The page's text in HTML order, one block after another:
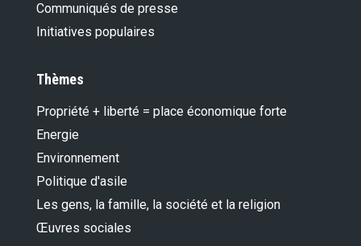
Communiqués de presse
Initiatives populaires
Thèmes
Propriété + liberté = place économique forte
Energie
Environnement
Politique d'asile
Les gens, la famille, la société et la religion
Œuvres sociales